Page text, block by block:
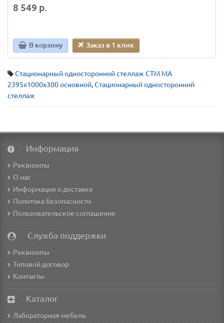
8 549 р.
В корзину Заказ в 1 клик
Стационарный односторонний стеллаж СТМ МА
2395х1000х300 основной,Стационарный односторонний
стеллаж
Информация
Реквизиты
О нас
Информация о доставке
Политика безопасности
Пользовательское соглашение
Служба поддержки
Реквизиты
Типовой договор
Контакты
Каталог
Лабораторная мебель